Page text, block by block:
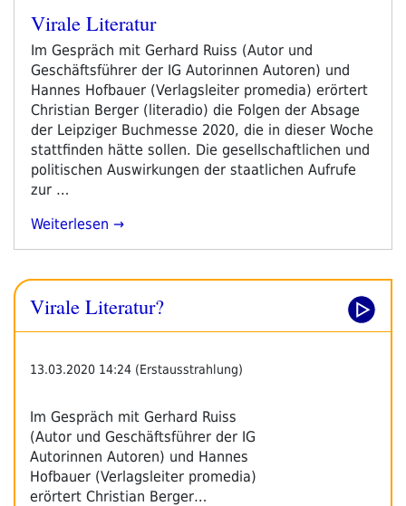
Immer
Kriegen“
Veröffentlicht
Virale Literatur
Im Gespräch mit Gerhard Ruiss (Autor und
Geschäftsführer der IG Autorinnen Autoren) und
Hannes Hofbauer (Verlagsleiter promedia) erörtert
Christian Berger (literadio) die Folgen der Absage
der Leipziger Buchmesse 2020, die in dieser Woche
stattfinden hätte sollen. Die gesellschaftlichen und
politischen Auswirkungen der staatlichen Aufrufe
zur …
„Virale
Weiterlesen
Virale Literatur?
13.03.2020 14:24 (Erstausstrahlung)
Im Gespräch mit Gerhard Ruiss
(Autor und Geschäftsführer der IG
Autorinnen Autoren) und Hannes
Hofbauer (Verlagsleiter promedia)
erörtert Christian Berger…